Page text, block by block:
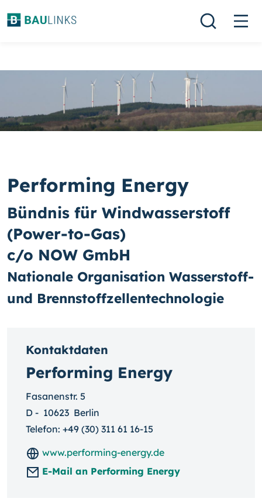
Performing Energy
Bündnis für Windwasserstoff
(Power-to-Gas)
c/o NOW GmbH
Nationale Organisation Wasserstoff-
und Brennstoffzellentechnologie
Kontaktdaten
Performing Energy
Fasanenstr. 5
D - 10623 Berlin
Telefon: +49 (30) 311 61 16-15
www.performing-energy.de
E-Mail an Performing Energy